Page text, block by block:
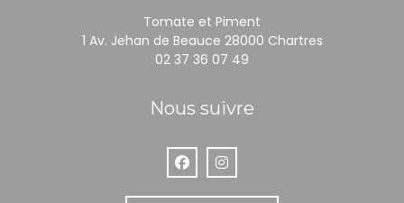
Tomate et Piment
1 Av. Jehan de Beauce 28000 Chartres((ouvre une
02 37 36 07 49
Nous suivre
Facebook ((ouvre une nouvelle
Instagram ((ouvre une